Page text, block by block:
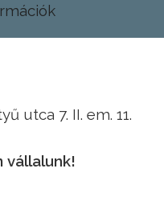
utca 7. II. em. 11.
vállalunk!